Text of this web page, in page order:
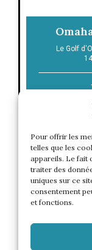
Pour offrir les
telles que les
appareils. Le fait
traiter des
uniques sur ce
consentement
et fonctions.
Le Golf